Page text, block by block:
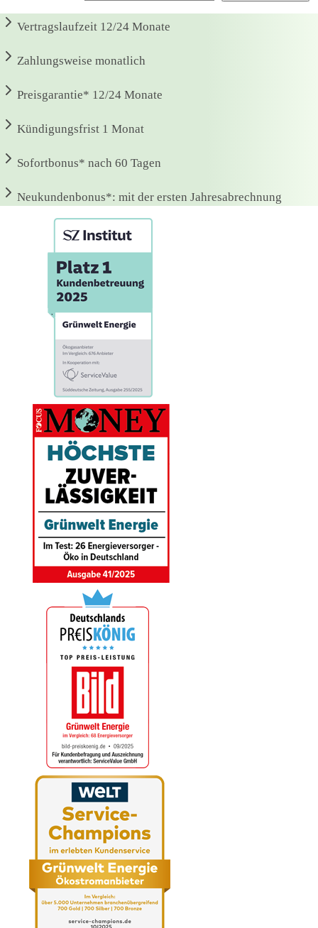
Vertragslaufzeit 12/24 Monate
Zahlungsweise monatlich
Preisgarantie* 12/24 Monate
Kündigungsfrist 1 Monat
Sofortbonus* nach 60 Tagen
Neukundenbonus*: mit der ersten Jahresabrechnung